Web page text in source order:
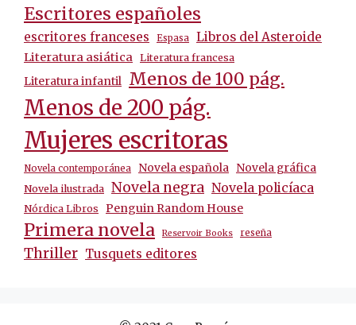
Escritores españoles
escritores franceses Espasa Libros del Asteroide
Literatura asiática Literatura francesa
Literatura infantil Menos de 100 pág.
Menos de 200 pág.
Mujeres escritoras
Novela contemporánea Novela española Novela gráfica
Novela ilustrada Novela negra Novela policíaca
Nórdica Libros Penguin Random House
Primera novela Reservoir Books reseña
Thriller Tusquets editores